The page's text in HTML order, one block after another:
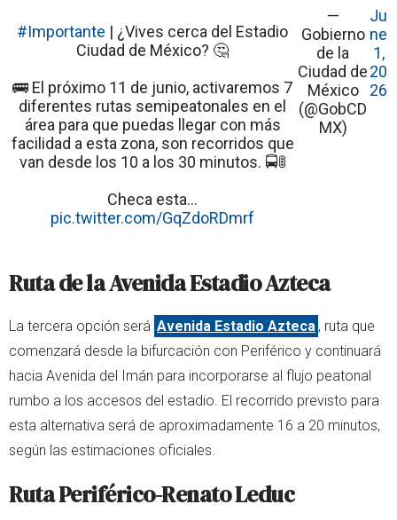
#Importante | ¿Vives cerca del Estadio
Ciudad de México? 🤔
🚌 El próximo 11 de junio, activaremos 7
diferentes rutas semipeatonales en el
área para que puedas llegar con más
facilidad a esta zona, son recorridos que
van desde los 10 a los 30 minutos. 🚍🚦
Checa esta…
pic.twitter.com/GqZdoRDmrf
—
Gobierno
de la
Ciudad de
México
(@GobCD
MX)
Ju
ne
1,
20
26
Ruta de la Avenida Estadio Azteca
La tercera opción será Avenida Estadio Azteca , ruta que
comenzará desde la bifurcación con Periférico y continuará
hacia Avenida del Imán para incorporarse al flujo peatonal
rumbo a los accesos del estadio. El recorrido previsto para
esta alternativa será de aproximadamente 16 a 20 minutos,
según las estimaciones oficiales.
Ruta Periférico-Renato Leduc